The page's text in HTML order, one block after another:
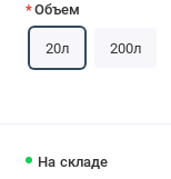
На складе
Объем
20л 200л